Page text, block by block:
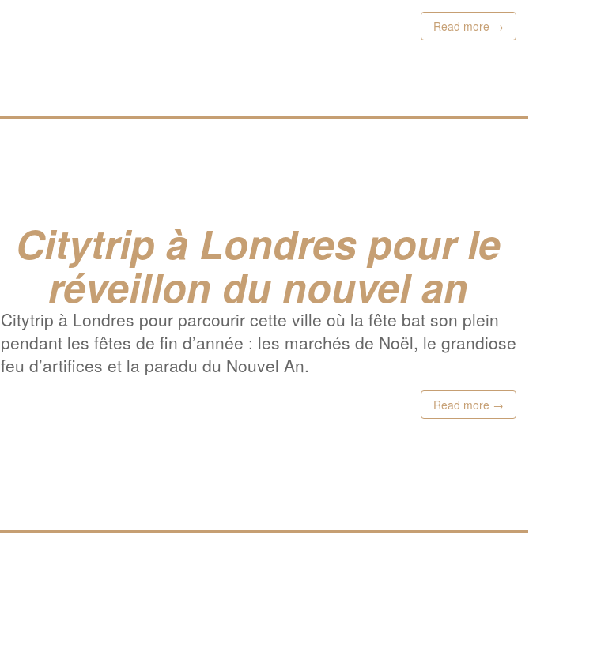
Read more →
Citytrip à Londres pour le
réveillon du nouvel an
Citytrip à Londres pour parcourir cette ville où la fête bat son plein
pendant les fêtes de fin d’année : les marchés de Noël, le grandiose
feu d’artifices et la paradu du Nouvel An.
Read more →